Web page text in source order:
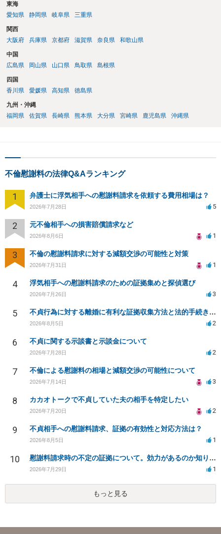
東海
愛知県
静岡県 岐阜県 三重県
関西
大阪府
兵庫県 京都府 滋賀県 奈良県 和歌山県
中国
広島県
岡山県 山口県 鳥取県 島根県
四国
香川県
愛媛県 高知県 徳島県
九州・沖縄
福岡県
佐賀県 長崎県 熊本県 大分県 宮崎県 鹿児島県 沖縄県
不倫慰謝料の法律Q&Aランキング
1 弁護士に浮気相手への慰謝料請求を依頼する費用相場は？
2026年7月28日 5
2 元不倫相手への損害賠償請求など
2026年8月6日 1
3 不倫の慰謝料請求に対する減額交渉の可能性と対策
2026年7月31日 1
4 浮気相手への慰謝料請求のための証拠集めと探偵選び
2026年7月26日 3
5 不貞行為に対する離婚に有利な証拠収集方法と法的手続きについて
2026年8月5日 2
6 不貞に関する示談書と示談金について
2026年7月28日 2
7 不倫による慰謝料の相場と減額交渉の可能性について
2026年7月14日 3
8 カカオトークで不貞していた夫の相手を特定したい
2026年7月20日 2
9 不貞相手への慰謝料請求、証拠の有効性と対応方法は？
2026年8月5日 1
10 慰謝料請求時の不定の証拠について。効力があるのか知りたい。
2026年7月29日 1
もっと見る